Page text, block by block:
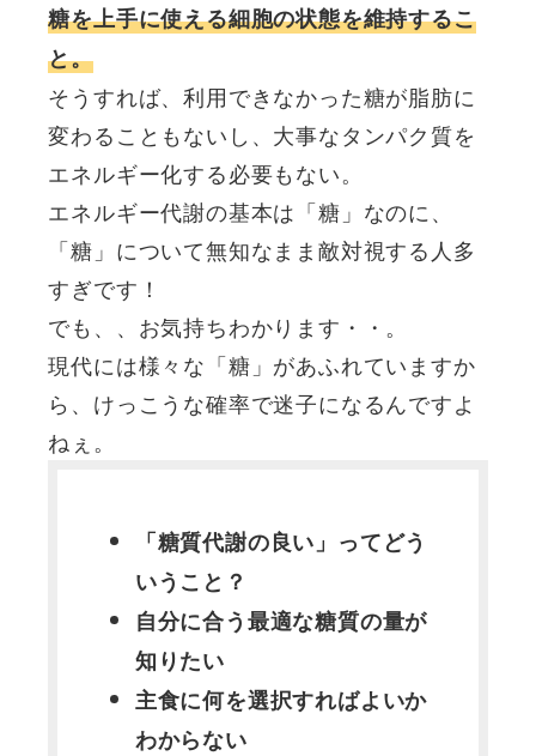
糖を上手に使える細胞の状態を維持するこ
と。
そうすれば、利用できなかった糖が脂肪に
変わることもないし、大事なタンパク質を
エネルギー化する必要もない。
エネルギー代謝の基本は「糖」なのに、
「糖」について無知なまま敵対視する人多
すぎです！
でも、、お気持ちわかります・・。
現代には様々な「糖」があふれていますか
ら、けっこうな確率で迷子になるんですよ
ねぇ。
「糖質代謝の良い」ってどう
いうこと？
自分に合う最適な糖質の量が
知りたい
主食に何を選択すればよいか
わからない